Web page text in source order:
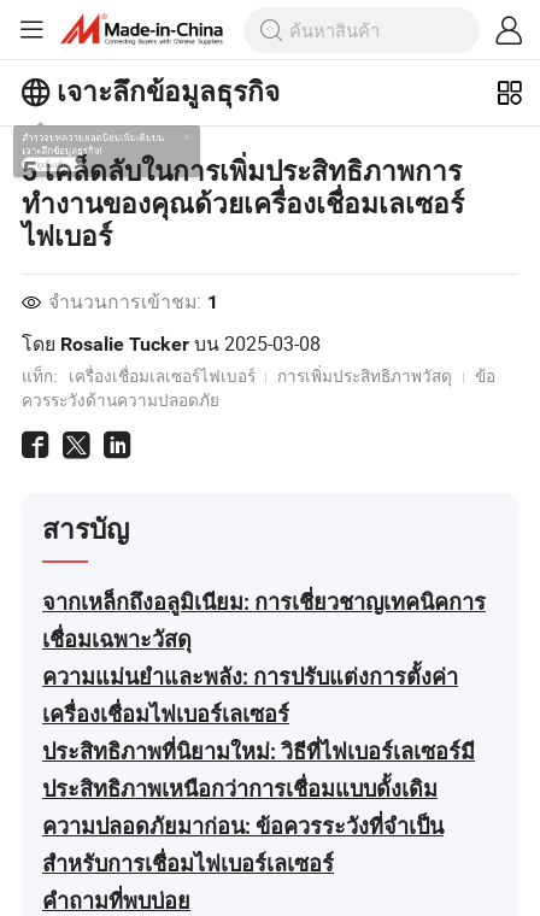
เจาะลึกข้อมูลธุรกิจ
สำรวจบทความยอดนิยมเพิ่มเติมบน
เจาะลึกข้อมูลธุรกิจ!
ดูเพิ่มเติม
5 เคล็ดลับในการเพิ่มประสิทธิภาพการ
ทำงานของคุณด้วยเครื่องเชื่อมเลเซอร์
ไฟเบอร์
จำนวนการเข้าชม: 1
โดย Rosalie Tucker บน2025-03-08
แท็ก: เครื่องเชื่อมเลเซอร์ไฟเบอร์ การเพิ่มประสิทธิภาพวัสดุ
ข้อ
ควรระวังด้านความปลอดภัย
สารบัญ
จากเหล็กถึงอลูมิเนียม: การเชี่ยวชาญเทคนิคการ
เชื่อมเฉพาะวัสดุ
ความแม่นยำและพลัง: การปรับแต่งการตั้งค่า
เครื่องเชื่อมไฟเบอร์เลเซอร์
ประสิทธิภาพที่นิยามใหม่: วิธีที่ไฟเบอร์เลเซอร์มี
ประสิทธิภาพเหนือกว่าการเชื่อมแบบดั้งเดิม
ความปลอดภัยมาก่อน: ข้อควรระวังที่จำเป็น
สำหรับการเชื่อมไฟเบอร์เลเซอร์
คำถามที่พบบ่อย